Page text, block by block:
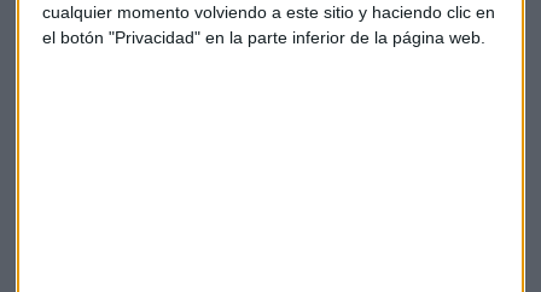
cualquier momento volviendo a este sitio y haciendo clic en
el botón "Privacidad" en la parte inferior de la página web.